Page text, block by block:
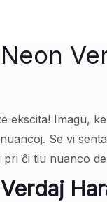
ekscita! Imagu,
Se vi
pri ĉi tiu nuanco